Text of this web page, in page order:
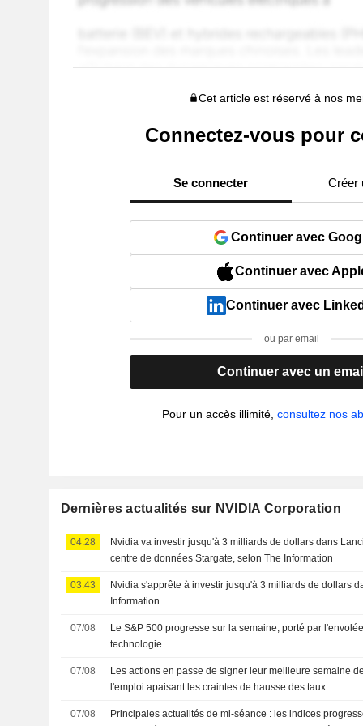
Cet article est réservé à nos
Connectez-vous pour
Se connecter Créer
Continuer avec
Continuer avec
Continuer avec
ou par email
Continuer avec un email
Pour un accès illimité,consultez nos
Dernières actualités sur NVIDIA Corporation
04:28
Nvidia va investir jusqu'à 3 milliards de dollars dans
centre de données Stargate, selon The Information
03:43
Nvidia s'apprête à investir jusqu'à 3 milliards de dollars
Information
07/08
Le S&P 500 progresse sur la semaine, porté par
technologie
07/08
Les actions en passe de signer leur meilleure semaine
l'emploi apaisant les craintes de hausse des taux
07/08
Principales actualités de mi-séance : les indices